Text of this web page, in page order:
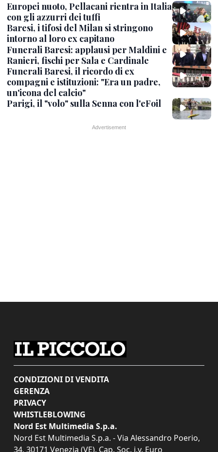
Europei nuoto, Pellacani rientra in Italia
con gli azzurri dei tuffi
Baresi, i tifosi del Milan si stringono
intorno al loro ex capitano
Funerali Baresi: applausi per Maldini e
Ranieri, fischi per Sala e Cardinale
Funerali Baresi, il ricordo di ex
compagni e istituzioni: "Era un padre,
un'icona del calcio"
Parigi, il "volo" sulla Senna con l'eFoil
CONDIZIONI DI VENDITA
GERENZA
PRIVACY
WHISTLEBLOWING
Nord Est Multimedia S.p.a.
Nord Est Multimedia S.p.a. - Via Alessandro Poerio,
34, 30171 Venezia (VE). Cap. Soc. i.v. Euro